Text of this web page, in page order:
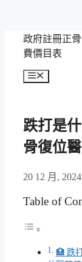
政府註冊正
費價目表
選
跌打是
骨復位
20 12 月, 2024
Table of
🏥 跌